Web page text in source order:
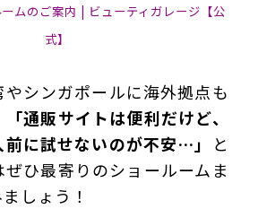
ムのご案内 | ビューティガレージ【公
式】
シンガポールに海外拠点も
「通販サイトは便利だけど、
に試せないのが不安…」
と
ひ最寄りのショールームま
しょう！